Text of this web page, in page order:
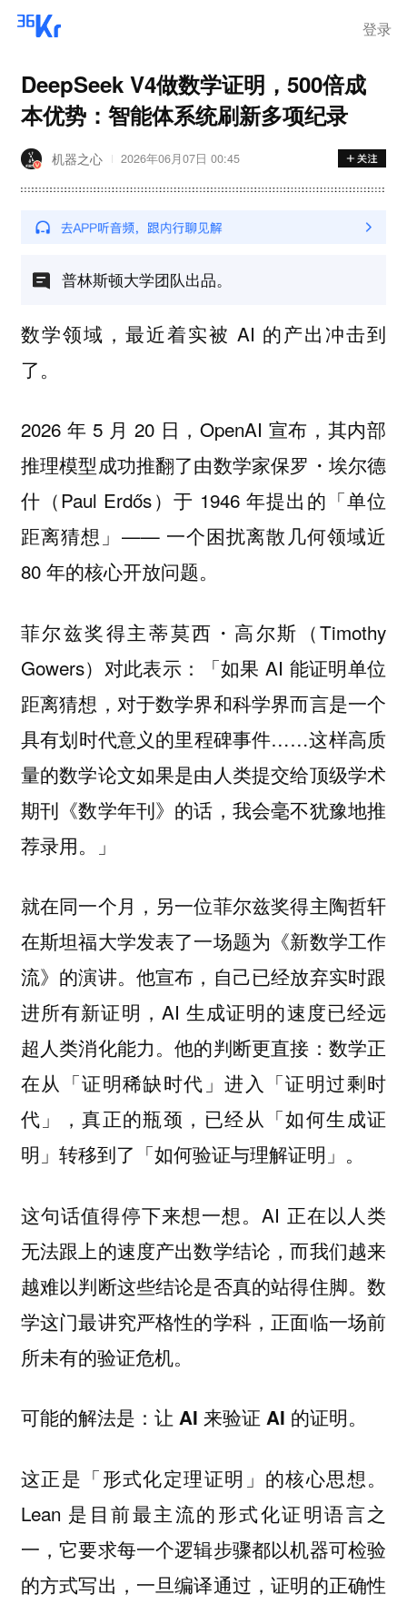
登录
DeepSeek V4做数学证明，500倍成
本优势：智能体系统刷新多项纪录
机器之心 2026年06月07日 00:45
普林斯顿大学团队出品。
数学领域，最近着实被 AI 的产出冲击到
了。
2026 年 5 月 20 日，OpenAI 宣布，其内部
推理模型成功推翻了由数学家保罗・埃尔德
什（Paul Erdős）于 1946 年提出的「单位
距离猜想」—— 一个困扰离散几何领域近
80 年的核心开放问题。
菲尔兹奖得主蒂莫西・高尔斯（Timothy
Gowers）对此表示：「如果 AI 能证明单位
距离猜想，对于数学界和科学界而言是一个
具有划时代意义的里程碑事件……这样高质
量的数学论文如果是由人类提交给顶级学术
期刊《数学年刊》的话，我会毫不犹豫地推
荐录用。」
就在同一个月，另一位菲尔兹奖得主陶哲轩
在斯坦福大学发表了一场题为《新数学工作
流》的演讲。他宣布，自己已经放弃实时跟
进所有新证明，AI 生成证明的速度已经远
超人类消化能力。他的判断更直接：数学正
在从「证明稀缺时代」进入「证明过剩时
代」，真正的瓶颈，已经从「如何生成证
明」转移到了「如何验证与理解证明」。
这句话值得停下来想一想。AI 正在以人类
无法跟上的速度产出数学结论，而我们越来
越难以判断这些结论是否真的站得住脚。数
学这门最讲究严格性的学科，正面临一场前
所未有的验证危机。
可能的解法是： 让 AI 来验证 AI 的证明。
这正是「形式化定理证明」的核心思想。
Lean 是目前最主流的形式化证明语言之
一，它要求每一个逻辑步骤都以机器可检验
的方式写出，一旦编译通过，证明的正确性